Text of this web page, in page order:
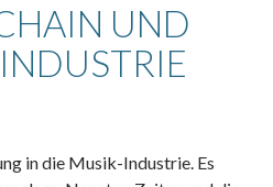
UND
in die Musik-Industrie. Es